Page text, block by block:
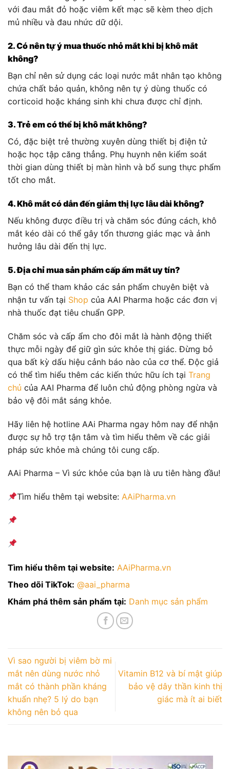
với đau mắt đỏ hoặc viêm kết mạc sẽ kèm theo dịch
mủ nhiều và đau nhức dữ dội.
2. Có nên tự ý mua thuốc nhỏ mắt khi bị khô mắt
không?
Bạn chỉ nên sử dụng các loại nước mắt nhân tạo không
chứa chất bảo quản, không nên tự ý dùng thuốc có
corticoid hoặc kháng sinh khi chưa được chỉ định.
3. Trẻ em có thể bị khô mắt không?
Có, đặc biệt trẻ thường xuyên dùng thiết bị điện tử
hoặc học tập căng thẳng. Phụ huynh nên kiểm soát
thời gian dùng thiết bị màn hình và bổ sung thực phẩm
tốt cho mắt.
4. Khô mắt có dẫn đến giảm thị lực lâu dài không?
Nếu không được điều trị và chăm sóc đúng cách, khô
mắt kéo dài có thể gây tổn thương giác mạc và ảnh
hưởng lâu dài đến thị lực.
5. Địa chỉ mua sản phẩm cấp ẩm mắt uy tín?
Bạn có thể tham khảo các sản phẩm chuyên biệt và
nhận tư vấn tại Shop của AAI Pharma hoặc các đơn vị
nhà thuốc đạt tiêu chuẩn GPP.
Chăm sóc và cấp ẩm cho đôi mắt là hành động thiết
thực mỗi ngày để giữ gìn sức khỏe thị giác. Đừng bỏ
qua bất kỳ dấu hiệu cảnh báo nào của cơ thể. Độc giả
có thể tìm hiểu thêm các kiến thức hữu ích tại Trang
chủ của AAI Pharma để luôn chủ động phòng ngừa và
bảo vệ đôi mắt sáng khỏe.
Hãy liên hệ hotline AAi Pharma ngay hôm nay để nhận
được sự hỗ trợ tận tâm và tìm hiểu thêm về các giải
pháp sức khỏe mà chúng tôi cung cấp.
AAi Pharma – Vì sức khỏe của bạn là ưu tiên hàng đầu!
Tìm hiểu thêm tại website: AAiPharma.vn
Tìm hiểu thêm tại website: AAiPharma.vn
Theo dõi TikTok: @aai_pharma
Khám phá thêm sản phẩm tại: Danh mục sản phẩm
Vì sao người bị viêm bờ mi
mắt nên dùng nước nhỏ
mắt có thành phần kháng
khuẩn nhẹ? 5 lý do bạn
không nên bỏ qua
Vitamin B12 và bí mật giúp
bảo vệ dây thần kinh thị
giác mà ít ai biết